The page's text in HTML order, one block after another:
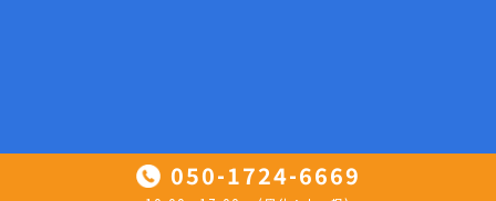
050-1724-6669